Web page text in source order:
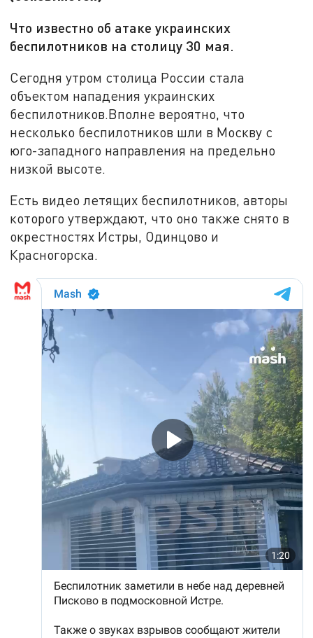
Что известно об атаке украинских
беспилотников на столицу 30 мая.
Сегодня утром столица России стала
объектом нападения украинских
беспилотников.Вполне вероятно, что
несколько беспилотников шли в Москву с
юго-западного направления на предельно
низкой высоте.
Есть видео летящих беспилотников, авторы
которого утверждают, что оно также снято в
окрестностях Истры, Одинцово и
Красногорска.